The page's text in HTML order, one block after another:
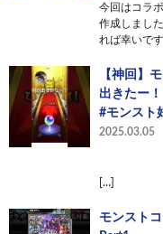
今回はコラ
作成しまし
れば幸いで
【神回】
出きたー
#モンスト
2025.03.05
[…]
モンスト